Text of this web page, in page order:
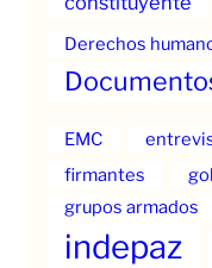
Derechos
EMC
firmantes
grupos armados
indepaz